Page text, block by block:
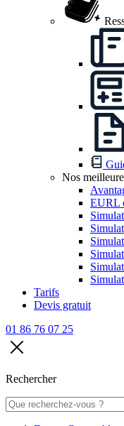
Nos
EURL
Tarifs
Devis gratuit
01 86 76 07 25
Rechercher